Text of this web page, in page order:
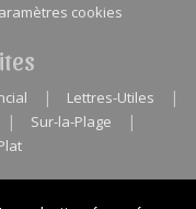
cookies
| Lettres-Utiles |
| Sur-la-Plage |